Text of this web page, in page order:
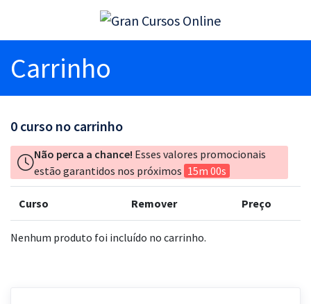
Carrinho
0 curso no carrinho
Não perca a chance! Esses valores promocionais
estão garantidos nos próximos 15m 00s
Curso Remover Preço
Nenhum produto foi incluído no carrinho.